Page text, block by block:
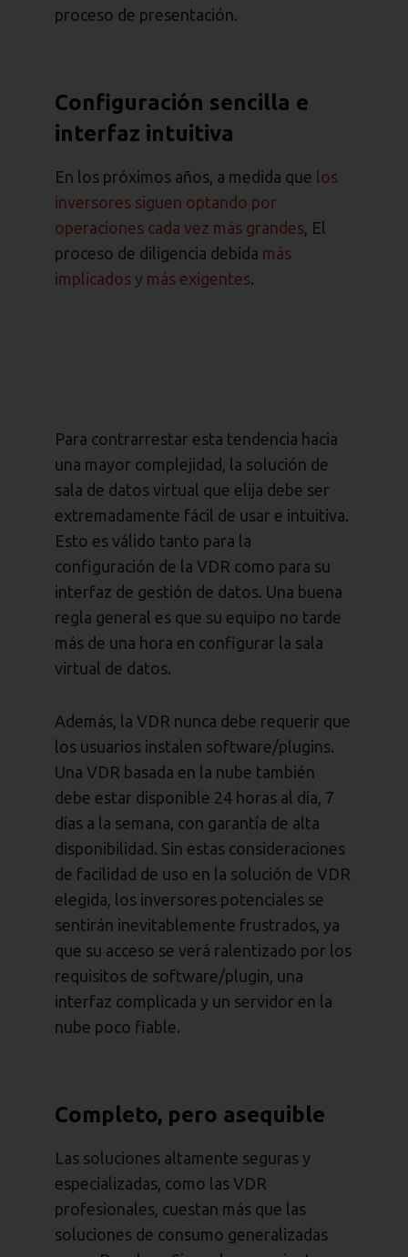
proceso de presentación.
Configuración sencilla e
interfaz intuitiva
En los próximos años, a medida que los
inversores siguen optando por
operaciones cada vez más grandes, El
proceso de diligencia debida más
implicados y más exigentes.
Para contrarrestar esta tendencia hacia
una mayor complejidad, la solución de
sala de datos virtual que elija debe ser
extremadamente fácil de usar e intuitiva.
Esto es válido tanto para la
configuración de la VDR como para su
interfaz de gestión de datos. Una buena
regla general es que su equipo no tarde
más de una hora en configurar la sala
virtual de datos.
Además, la VDR nunca debe requerir que
los usuarios instalen software/plugins.
Una VDR basada en la nube también
debe estar disponible 24 horas al día, 7
días a la semana, con garantía de alta
disponibilidad. Sin estas consideraciones
de facilidad de uso en la solución de VDR
elegida, los inversores potenciales se
sentirán inevitablemente frustrados, ya
que su acceso se verá ralentizado por los
requisitos de software/plugin, una
interfaz complicada y un servidor en la
nube poco fiable.
Completo, pero asequible
Las soluciones altamente seguras y
especializadas, como las VDR
profesionales, cuestan más que las
soluciones de consumo generalizadas